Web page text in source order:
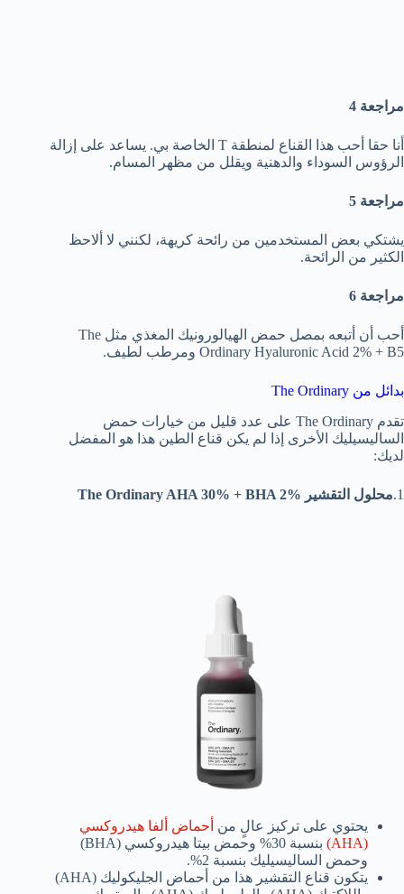
مراجعة 4
أنا حقا أحب هذا القناع لمنطقة T الخاصة بي. يساعد على إزالة
الرؤوس السوداء والدهنية ويقلل من مظهر المسام.
مراجعة 5
يشتكي بعض المستخدمين من رائحة كريهة، لكنني لا ألاحظ
الكثير من الرائحة.
مراجعة 6
أحب أن أتبعه بمصل حمض الهيالورونيك المغذي مثل The
Ordinary Hyaluronic Acid 2% + B5 ومرطب لطيف.
بدائل من The Ordinary
تقدم The Ordinary على عدد قليل من خيارات حمض
الساليسيليك الأخرى إذا لم يكن قناع الطين هذا هو المفضل
لديك:
1. محلول التقشير The Ordinary AHA 30% + BHA 2%
يحتوي على تركيز عالٍ من أحماض ألفا هيدروكسي
(AHA)
بنسبة 30% وحمض بيتا هيدروكسي (BHA)
وحمض الساليسيليك بنسبة 2%.
يتكون قناع التقشير هذا من أحماض الجليكوليك (AHA)